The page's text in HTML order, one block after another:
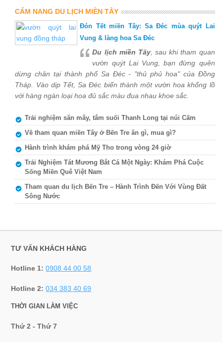
CẨM NANG DU LỊCH MIỀN TÂY
Đón Tết miền Tây: Sa Đéc mùa quýt Lai
Vung & làng hoa Sa Đéc
Du lịch miền Tây, sau khi tham quan
vườn quýt Lai Vung, bạn đừng quên
dừng chân tại thành phố Sa Đéc - "thủ phủ hoa" của Đồng
Tháp. Vào dịp Tết, Sa Đéc biến thành một vườn hoa khổng lồ
với hàng ngàn loại hoa đủ sắc màu đua nhau khoe sắc.
Trải nghiệm săn mây, tắm suối Thanh Long tại núi Cấm
Về tham quan miền Tây ở Bến Tre ăn gì, mua gì?
Hành trình khám phá Mỹ Tho trong vòng 24 giờ
Trải Nghiệm Tát Mương Bắt Cá Một Ngày: Khám Phá Cuộc
Sống Miền Quê Việt Nam
Tham quan du lịch Bến Tre – Hành Trình Đến Với Vùng Đất
Sông Nước
TƯ VẤN KHÁCH HÀNG
Hotline 1:0908 44 00 58
Hotline 2:034 383 40 69
THỜI GIAN LÀM VIỆC
Thứ 2 - Thứ 7